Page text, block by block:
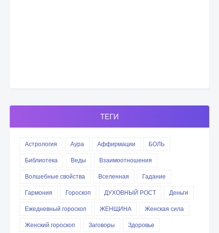
ТЕГИ
Астрология Аура Аффирмации
БОЛЬ
Библиотека
Веды
Взаимоотношения
Волшебные свойства
Вселенная
Гадание
Гармония
Гороскоп ДУХОВНЫЙ РОСТ
Деньги
Ежедневный гороскоп
ЖЕНЩИНА
Женская сила
Женский гороскоп
Заговоры
Здоровье